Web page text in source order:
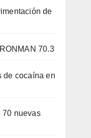
de
70.3
de cocaína en
70 nuevas